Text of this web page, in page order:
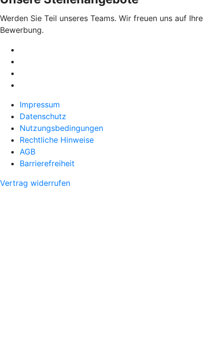
Werden Sie Teil unseres Teams. Wir freuen uns auf Ihre
Bewerbung.
Impressum
Datenschutz
Nutzungsbedingungen
Rechtliche Hinweise
AGB
Barrierefreiheit
Vertrag widerrufen